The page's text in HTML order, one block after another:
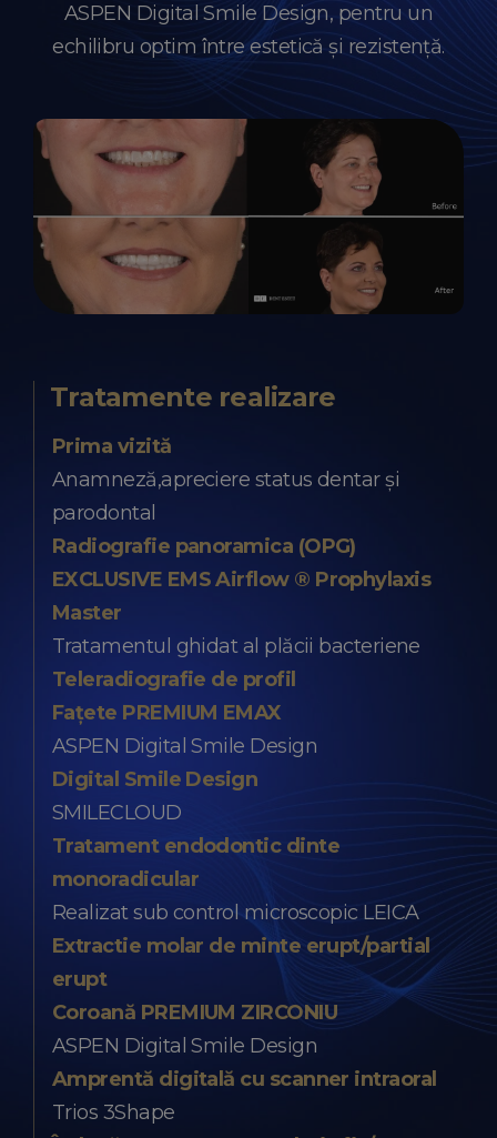
ASPEN Digital Smile Design, pentru un
echilibru optim între estetică și rezistență.
Tratamente realizare
Prima vizită
Anamneză,apreciere status dentar și
parodontal
Radiografie panoramica (OPG)
EXCLUSIVE EMS Airflow ® Prophylaxis
Master
Tratamentul ghidat al plăcii bacteriene
Teleradiografie de profil
Fațete PREMIUM EMAX
ASPEN Digital Smile Design
Digital Smile Design
SMILECLOUD
Tratament endodontic dinte
monoradicular
Realizat sub control microscopic LEICA
Extractie molar de minte erupt/partial
erupt
Coroană PREMIUM ZIRCONIU
ASPEN Digital Smile Design
Amprentă digitală cu scanner intraoral
Trios 3Shape